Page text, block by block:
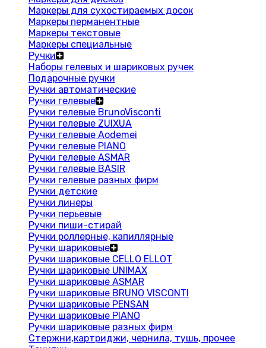
Маркеры для сухостираемых досок
Маркеры перманентные
Маркеры текстовые
Маркеры специальные
Ручки
Наборы гелевых и шариковых ручек
Подарочные ручки
Ручки автоматические
Ручки гелевые
Ручки гелевые BrunoVisconti
Ручки гелевые ZUIXUA
Ручки гелевые Aodemei
Ручки гелевые PIANO
Ручки гелевые ASMAR
Ручки гелевые BASIR
Ручки гелевые разных фирм
Ручки детские
Ручки линеры
Ручки перьевые
Ручки пиши-стирай
Ручки роллерные, капиллярные
Ручки шариковые
Ручки шариковые CELLO ELLOT
Ручки шариковые UNIMAX
Ручки шариковые ASMAR
Ручки шариковые BRUNO VISCONTI
Ручки шариковые PENSAN
Ручки шариковые PIANO
Ручки шариковые разных фирм
Стержни,картриджи, чернила, тушь, прочее